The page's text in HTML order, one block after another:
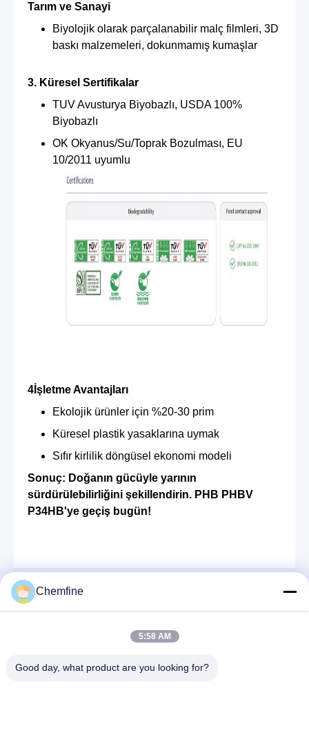
Tarım ve Sanayi
Biyolojik olarak parçalanabilir malç filmleri, 3D
baskı malzemeleri, dokunmamış kumaşlar
3. Küresel Sertifikalar
TUV Avusturya Biyobazlı, USDA 100%
Biyobazlı
OK Okyanus/Su/Toprak Bozulması, EU
10/2011 uyumlu
4İşletme Avantajları
Ekolojik ürünler için %20-30 prim
Küresel plastik yasaklarına uymak
Sıfır kirlilik döngüsel ekonomi modeli
Sonuç: Doğanın gücüyle yarının
sürdürülebilirliğini şekillendirin. PHB PHBV
P34HB'ye geçiş bugün!
Hızlı iletişim
Chemfine
5:58 AM
Good day, what product are you looking for?